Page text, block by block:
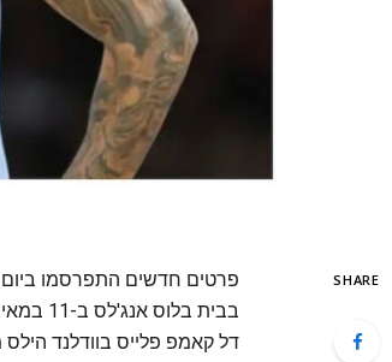
SHARE
פרטים חדשים התפרסמו ביום
דל קאמפ פלייס בוודלנד הילס מעט אחרי 17:00 ביום